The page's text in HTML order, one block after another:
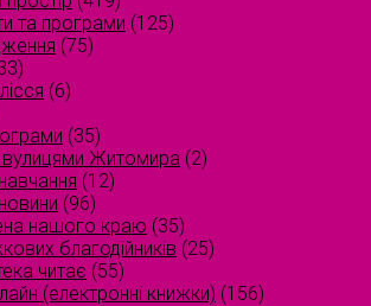
та програми (125)
(75)
(6)
(35)
вулицями Житомира (2)
(12)
(96)
нашого краю (35)
благодійників (25)
читає (55)
(електронні книжки) (156)